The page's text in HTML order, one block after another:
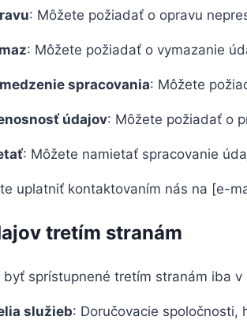
: Môžete požiadať o opravu
: Môžete požiadať o vymazanie
spracovania: Môžete
údajov: Môžete požiadať o
: Môžete namietať spracovanie
uplatniť kontaktovaním nás na [e-
tretím stranám
sprístupnené tretím stranám iba
služieb: Doručovacie spoločnosti,